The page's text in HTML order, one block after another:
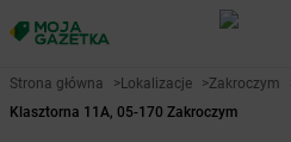
Strona główna >Lokalizacje >Zakroczym
Klasztorna 11A, 05-170 Zakroczym